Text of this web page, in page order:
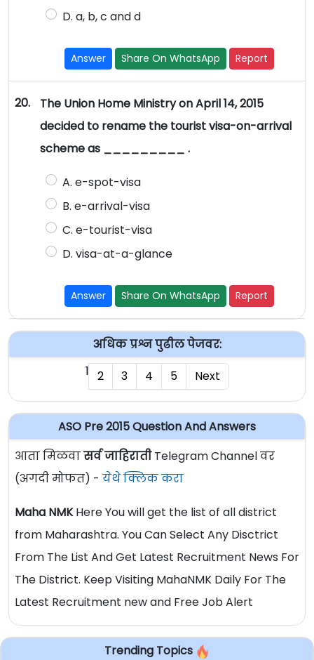
D. a, b, c and d
Answer Share On WhatsApp Report
20.
The Union Home Ministry on April 14, 2015
decided to rename the tourist visa-on-arrival
scheme as _________ .
A. e-spot-visa
B. e-arrival-visa
C. e-tourist-visa
D. visa-at-a-glance
Answer Share On WhatsApp Report
अधिक प्रश्न पुढील पेजवर:
1 2 3 4 5 Next
ASO Pre 2015 Question And Answers
आता मिळवासर्व जाहिरातीTelegram Channel वर
(अगदी मोफत) - येथे क्लिक करा
Maha NMKHere You will get the list of all district
from Maharashtra. You Can Select Any Disctrict
From The List And Get Latest Recruitment News For
The District. Keep Visiting MahaNMK Daily For The
Latest Recruitment new and Free Job Alert
Trending Topics